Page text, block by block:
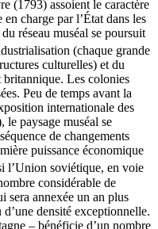
(1793) assoient le caractère
charge par l’État dans les
réseau muséal se poursuit
(chaque grande
culturelles) et du
britannique. Les colonies
Peu de temps avant la
internationale des
le paysage muséal se
de changements
puissance économique
l’Union soviétique, en voie
considérable de
sera annexée un an plus
densité exceptionnelle.
– bénéficie d’un nombre